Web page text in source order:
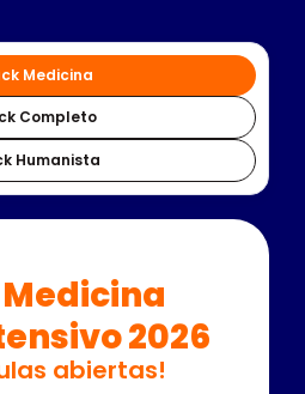
Medicina
Completo
Humanista
2026
abiertas!